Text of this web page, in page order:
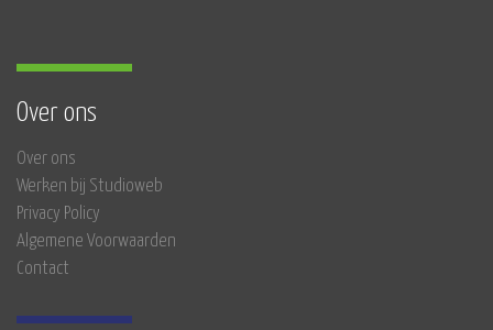
Over ons
Over ons
Werken bij Studioweb
Privacy Policy
Algemene Voorwaarden
Contact